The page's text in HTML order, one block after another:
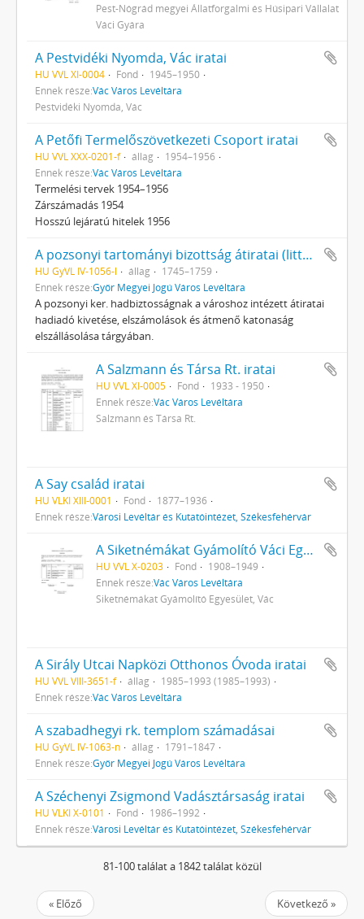
Pest-Nógrád megyei Állatforgalmi és Húsipari Vállalat
Váci Gyára
A Pestvidéki Nyomda, Vác iratai
HU VVL XI-0004 Fond
1945–1950
Ennek része:Vác Város Levéltára
Pestvidéki Nyomda, Vác
A Petőfi Termelőszövetkezeti Csoport iratai
HU VVL XXX-0201-f állag
1954–1956
Ennek része:Vác Város Levéltára
Termelési tervek 1954–1956
Zárszámadás 1954
Hosszú lejáratú hitelek 1956
A pozsonyi tartományi bizottság átiratai (litterae Comissiariatus Provincialis Posoniensis)
HU GyVL IV-1056-l állag
1745–1759
Ennek része:Győr Megyei Jogú Város Levéltára
A pozsonyi ker. hadbiztosságnak a városhoz intézett átiratai
hadiadó kivetése, elszámolások és átmenő katonaság
elszállásolása tárgyában.
A Salzmann és Társa Rt. iratai
HU VVL XI-0005 Fond
1933 - 1950
Ennek része:Vác Város Levéltára
Salzmann és Társa Rt.
A Say család iratai
HU VLKI XIII-0001 Fond
1877–1936
Ennek része:Városi Levéltár és Kutatóintézet, Székesfehérvár
A Siketnémákat Gyámolító Váci Egyesület iratai
HU VVL X-0203 Fond
1908–1949
Ennek része:Vác Város Levéltára
Siketnémákat Gyámolító Egyesület, Vác
A Sirály Utcai Napközi Otthonos Óvoda iratai
HU VVL VIII-3651-f állag
1985–1993 (1985–1993)
Ennek része:Vác Város Levéltára
A szabadhegyi rk. templom számadásai
HU GyVL IV-1063-n állag
1791–1847
Ennek része:Győr Megyei Jogú Város Levéltára
A Széchenyi Zsigmond Vadásztársaság iratai
HU VLKI X-0101 Fond
1986–1992
Ennek része:Városi Levéltár és Kutatóintézet, Székesfehérvár
81-100 találat a 1842 találat közül
« Előző Következő »